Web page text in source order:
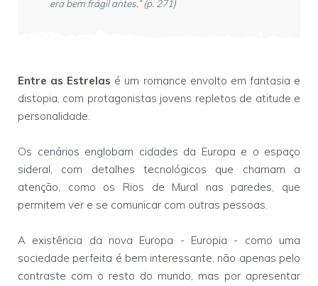
era bem frágil antes.” (p. 271)
Entre as Estrelas é um romance envolto em fantasia e
distopia, com protagonistas jovens repletos de atitude e
personalidade.
Os cenários englobam cidades da Europa e o espaço
sideral, com detalhes tecnológicos que chamam a
atenção, como os Rios de Mural nas paredes, que
permitem ver e se comunicar com outras pessoas.
A existência da nova Europa - Europia - como uma
sociedade perfeita é bem interessante, não apenas pelo
contraste com o resto do mundo, mas por apresentar